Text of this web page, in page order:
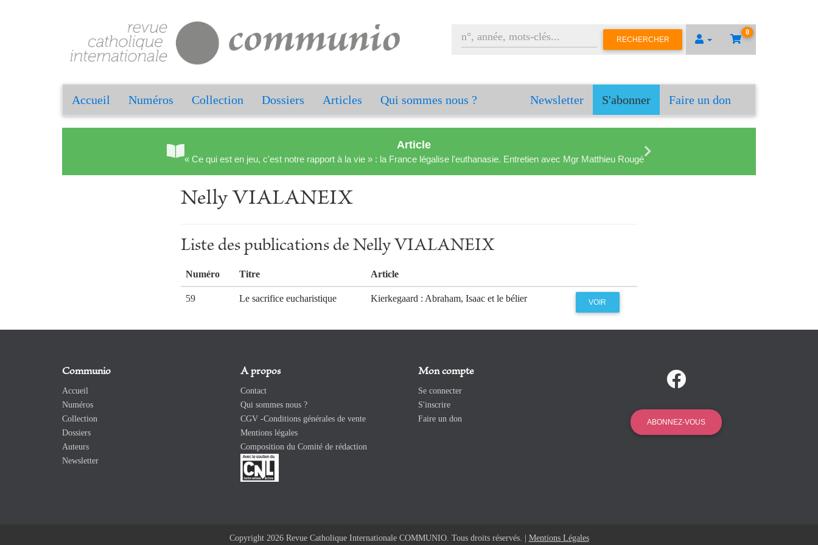
0
RECHERCHER
Accueil Numéros Collection Dossiers Articles Qui sommes nous ? Newsletter S'abonner Faire un don
Article
« Ce qui est en jeu, c'est notre rapport à la vie » : la France légalise l'euthanasie. Entretien avec Mgr Matthieu Rougé
Nelly VIALANEIX
Liste des publications de Nelly VIALANEIX
Numéro Titre Article
59 Le sacrifice eucharistique Kierkegaard : Abraham, Isaac et le bélier VOIR
Communio
Accueil
Numéros
Collection
Dossiers
Auteurs
Newsletter
A propos
Contact
Qui sommes nous ?
CGV -Conditions générales de vente
Mentions légales
Composition du Comité de rédaction
Mon compte
Se connecter
S'inscrire
Faire un don
ABONNEZ-VOUS
Copyright 2026 Revue Catholique Internationale COMMUNIO. Tous droits réservés. | Mentions Légales